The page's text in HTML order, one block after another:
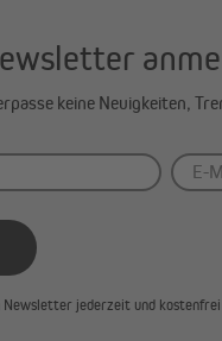
keine Neuigkeiten,
Newsletter jederzeit und